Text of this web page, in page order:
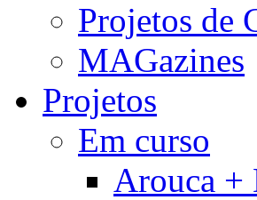
Projetos de
MAGazines
Projetos
Em curso
Arouca +